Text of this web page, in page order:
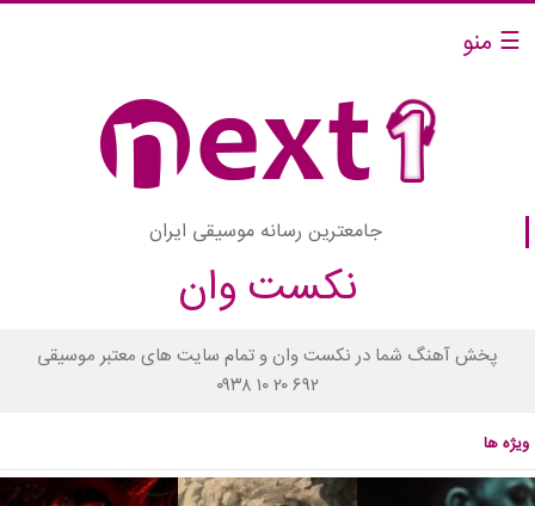
☰ منو
جامعترین رسانه موسیقی ایران
نکست وان
پخش آهنگ شما در نکست وان و تمام سایت های معتبر موسیقی
۰۹۳۸ ۱۰ ۲۰ ۶۹۲
ویژه ها